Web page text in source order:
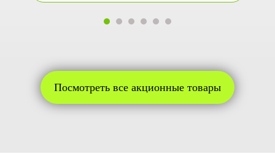
Посмотреть все акционные товары